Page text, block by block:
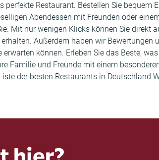
Restaurant. Bestellen Sie bequem
Abendessen mit Freunden oder
Mit nur wenigen Klicks können Sie direkt
Außerdem haben wir Bewertungen
können. Erleben Sie das Beste,
Familie und Freunde mit einem
der besten Restaurants in Deutschland
hier?